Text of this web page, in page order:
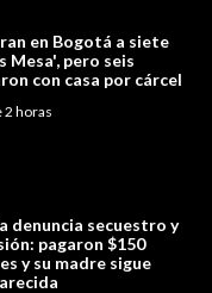
en Bogotá a siete
Mesa', pero seis
con casa por cárcel
2 horas
denuncia secuestro y
pagaron $150
y su madre sigue